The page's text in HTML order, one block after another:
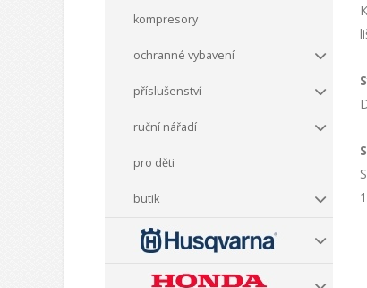
kompresory
ochranné vybavení
příslušenství
ruční nářadí
pro děti
butik